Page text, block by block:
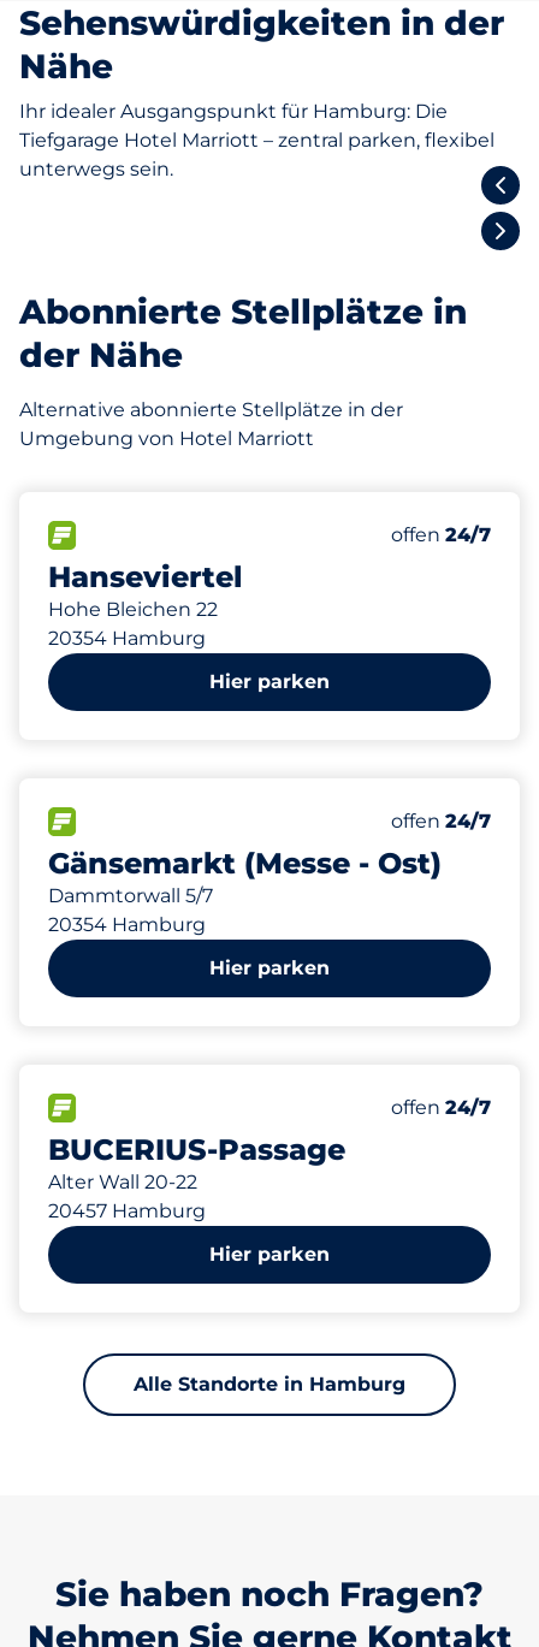
Sehenswürdigkeiten in der
Nähe
Ihr idealer Ausgangspunkt für Hamburg: Die
Tiefgarage Hotel Marriott – zentral parken, flexibel
unterwegs sein.
Alsterarkaden
Abonnierte Stellplätze in
der Nähe
Alternative abonnierte Stellplätze in der
Umgebung von Hotel Marriott
Hanseviertel
Hohe Bleichen 22
20354 Hamburg
Anzahl der
Gesamtplätze
Stellplätze
offen 24/7
150 m
Hier parken
Gänsemarkt (Messe - Ost)
Dammtorwall 5/7
20354 Hamburg
Anzahl der
Gesamtplätze
Stellplätze
offen 24/7
300 m
Hier parken
BUCERIUS-Passage
Alter Wall 20-22
20457 Hamburg
Anzahl der
Gesamtplätze
Stellplätze
offen 24/7
538 m
Hier parken
Alle Standorte in Hamburg
Sie haben noch Fragen?
Nehmen Sie gerne Kontakt